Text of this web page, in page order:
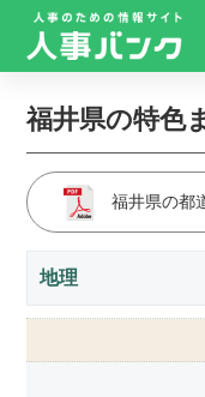
福井県の特色
福井県の都
地理